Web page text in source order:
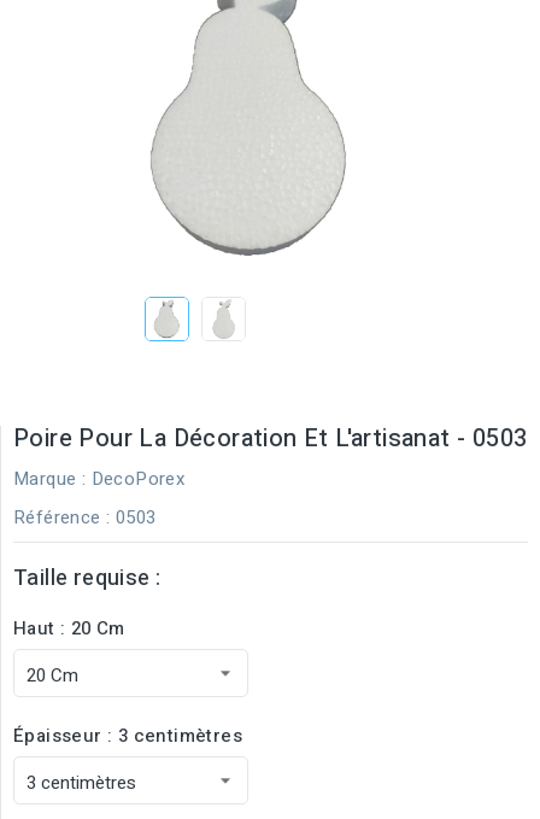
Poire Pour La Décoration Et L'artisanat - 0503
Marque : DecoPorex
Référence : 0503
Taille requise :
Haut : 20 Cm
Épaisseur : 3 centimètres